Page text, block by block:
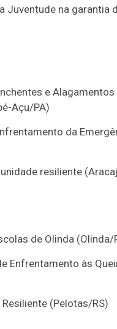
Juventude na
e
Açu/PA)
da
resiliente
de Olinda (Olinda/
Enfrentamento às
(Pelotas/RS)